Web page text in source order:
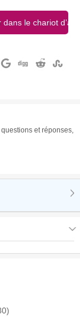
et réponses,
)